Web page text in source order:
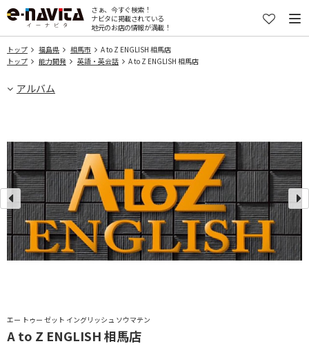
さぁ、今すぐ検索！
ナビタに掲載されている
地元のお店の情報が満載！
トップ 福島県 相馬市
A to Z ENGLISH 相馬店
トップ
能力開発 英語・英会話 A to Z ENGLISH 相馬店
アルバム
エー トゥー ゼット イングリッシュ ソウマテン
A to Z ENGLISH 相馬店